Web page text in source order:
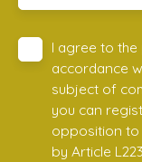
I agree to
accordance
subject of
you can
opposition to
by Article